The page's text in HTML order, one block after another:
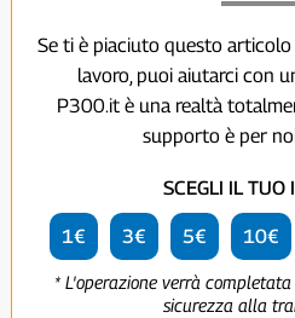
Se ti è piaciuto questo
lavoro, puoi aiutarci con
P300.it è una realtà
supporto è per
SCEGLI IL TUO
1€ 3€ 5€ 10€
* L'operazione verrà
sicurezza alla